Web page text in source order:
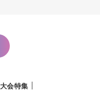
大会特集